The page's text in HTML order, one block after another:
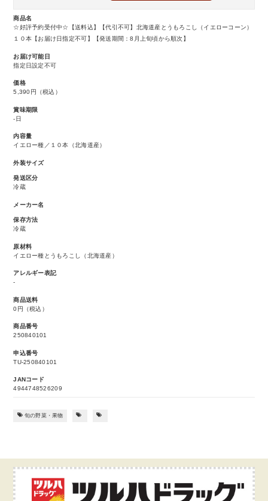
商品名
☆好評予約受付中☆【送料込】【代引不可】北海道産とうもろこし（イエローコーン）
１０本【お届け日指定不可】【発送期間：8月上旬頃から順次】
お届け可能日
指定日設定不可
価格
5,390円 （税込）
賞味期限
-日
内容量
イエロー種／１０本（北海道産）
外装サイズ
発送区分
冷蔵
メーカー名
保存方法
冷蔵
原材料
イエロー種とうもろこし（北海道産）
アレルギー表記
-
商品送料
0円（税込）
商品番号
250840101
申込番号
TU-250840101
JANコード
4944748526209
旬の野菜・果物